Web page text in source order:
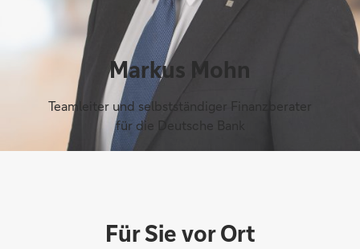
Markus Mohn
Teamleiter und selbstständiger Finanzberater
für die Deutsche Bank
Für Sie vor Ort